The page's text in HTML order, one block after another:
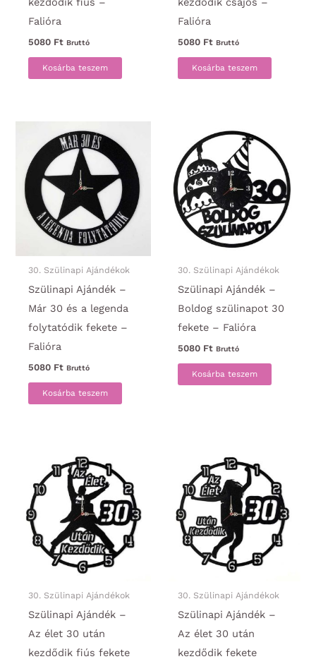
Falióra
5080 Ft Bruttó
Kosárba teszem
Falióra
5080 Ft Bruttó
Kosárba teszem
30. Szülinapi Ajándékok
Szülinapi Ajándék –
Már 30 és a legenda
folytatódik fekete –
Falióra
5080 Ft Bruttó
Kosárba teszem
30. Szülinapi Ajándékok
Szülinapi Ajándék –
Boldog szülinapot 30
fekete – Falióra
5080 Ft Bruttó
Kosárba teszem
30. Szülinapi Ajándékok
Szülinapi Ajándék –
Az élet 30 után
kezdődik fiús fekete
30. Szülinapi Ajándékok
Szülinapi Ajándék –
Az élet 30 után
kezdődik fekete